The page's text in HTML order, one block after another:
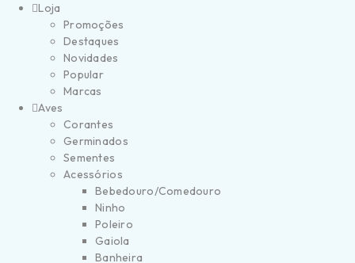
Loja
Promoções
Destaques
Novidades
Popular
Marcas
Aves
Corantes
Germinados
Sementes
Acessórios
Bebedouro/Comedouro
Ninho
Poleiro
Gaiola
Banheira